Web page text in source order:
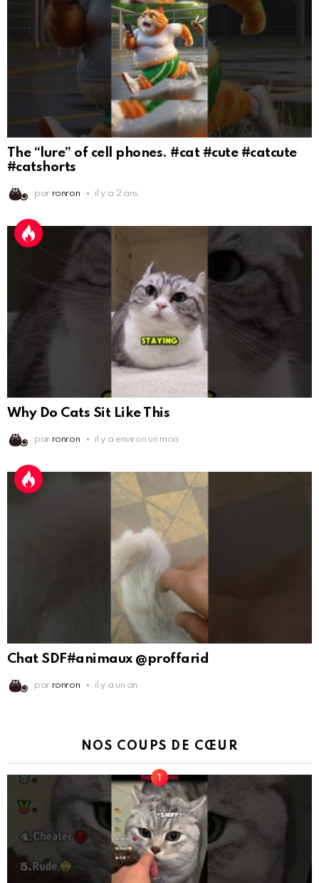
The “lure” of cell phones. #cat #cute #catcute
#catshorts
par ronron il y a 2 ans
Why Do Cats Sit Like This
par ronron il y a environ un mois
Chat SDF#animaux @proffarid
par ronron il y a un an
NOS COUPS DE CŒUR